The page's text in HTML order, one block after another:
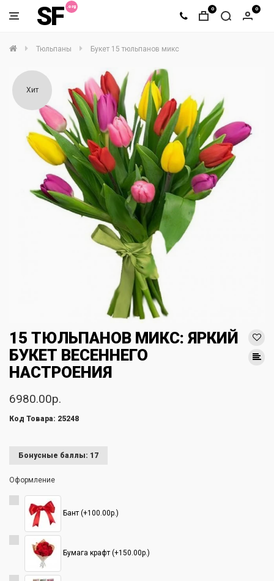
SF 0 0
Тюльпаны Букет 15 тюльпанов микс
Хит
15 ТЮЛЬПАНОВ МИКС: ЯРКИЙ
БУКЕТ ВЕСЕННЕГО
НАСТРОЕНИЯ
6980.00р.
Код Товара: 25248
Бонусные баллы: 17
Оформление
Бант (+100.00р.)
Бумага крафт (+150.00р.)